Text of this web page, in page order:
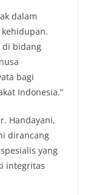
dalam
di bidang
bagi
Indonesia.”
Handayani,
dirancang
yang
integritas